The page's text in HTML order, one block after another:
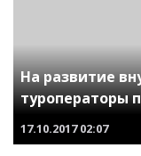
На развитие
туроператоры
17.10.2017 02:07